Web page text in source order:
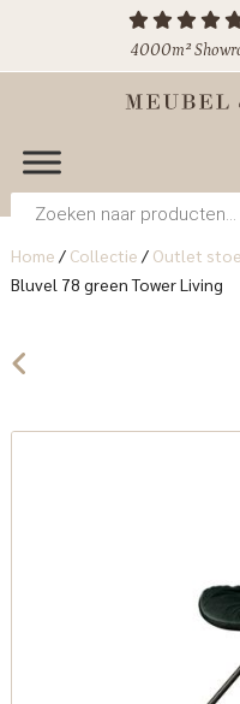
4000m²
Producten
zoeken
Home / Collectie / Outlet
Bluvel 78 green Tower Living